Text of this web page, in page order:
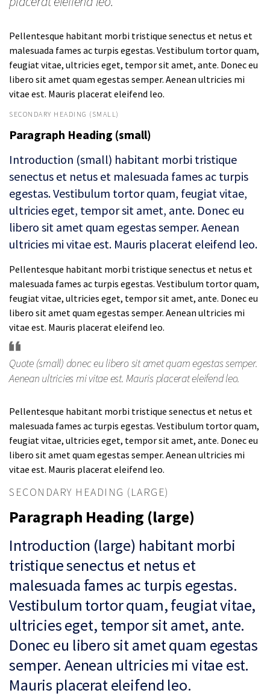
Pellentesque habitant morbi tristique senectus et netus et
malesuada fames ac turpis egestas. Vestibulum tortor quam,
feugiat vitae, ultricies eget, tempor sit amet, ante. Donec eu
libero sit amet quam egestas semper. Aenean ultricies mi
vitae est. Mauris placerat eleifend leo.
SECONDARY HEADING (SMALL)
Paragraph Heading (small)
Introduction (small) habitant morbi tristique
senectus et netus et malesuada fames ac turpis
egestas. Vestibulum tortor quam, feugiat vitae,
ultricies eget, tempor sit amet, ante. Donec eu
libero sit amet quam egestas semper. Aenean
ultricies mi vitae est. Mauris placerat eleifend leo.
Pellentesque habitant morbi tristique senectus et netus et
malesuada fames ac turpis egestas. Vestibulum tortor quam,
feugiat vitae, ultricies eget, tempor sit amet, ante. Donec eu
libero sit amet quam egestas semper. Aenean ultricies mi
vitae est. Mauris placerat eleifend leo.
Quote (small) donec eu libero sit amet quam egestas semper.
Aenean ultricies mi vitae est. Mauris placerat eleifend leo.
Pellentesque habitant morbi tristique senectus et netus et
malesuada fames ac turpis egestas. Vestibulum tortor quam,
feugiat vitae, ultricies eget, tempor sit amet, ante. Donec eu
libero sit amet quam egestas semper. Aenean ultricies mi
vitae est. Mauris placerat eleifend leo.
SECONDARY HEADING (LARGE)
Paragraph Heading (large)
Introduction (large) habitant morbi
tristique senectus et netus et
malesuada fames ac turpis egestas.
Vestibulum tortor quam, feugiat vitae,
ultricies eget, tempor sit amet, ante.
Donec eu libero sit amet quam egestas
semper. Aenean ultricies mi vitae est.
Mauris placerat eleifend leo.